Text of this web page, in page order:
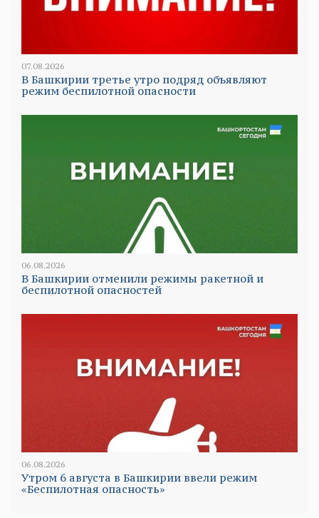
07.08.2026
В Башкирии третье утро подряд объявляют
режим беспилотной опасности
06.08.2026
В Башкирии отменили режимы ракетной и
беспилотной опасностей
06.08.2026
Утром 6 августа в Башкирии ввели режим
«Беспилотная опасность»